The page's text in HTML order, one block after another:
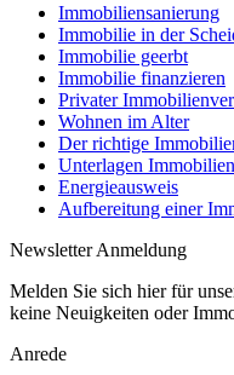
Immobiliensanierung
Immobilie in der
Immobilie geerbt
Immobilie finanzieren
Privater
Wohnen im Alter
Der richtige
Unterlagen
Energieausweis
Aufbereitung einer
Newsletter Anmeldung
Melden Sie sich hier für
keine Neuigkeiten oder
Anrede